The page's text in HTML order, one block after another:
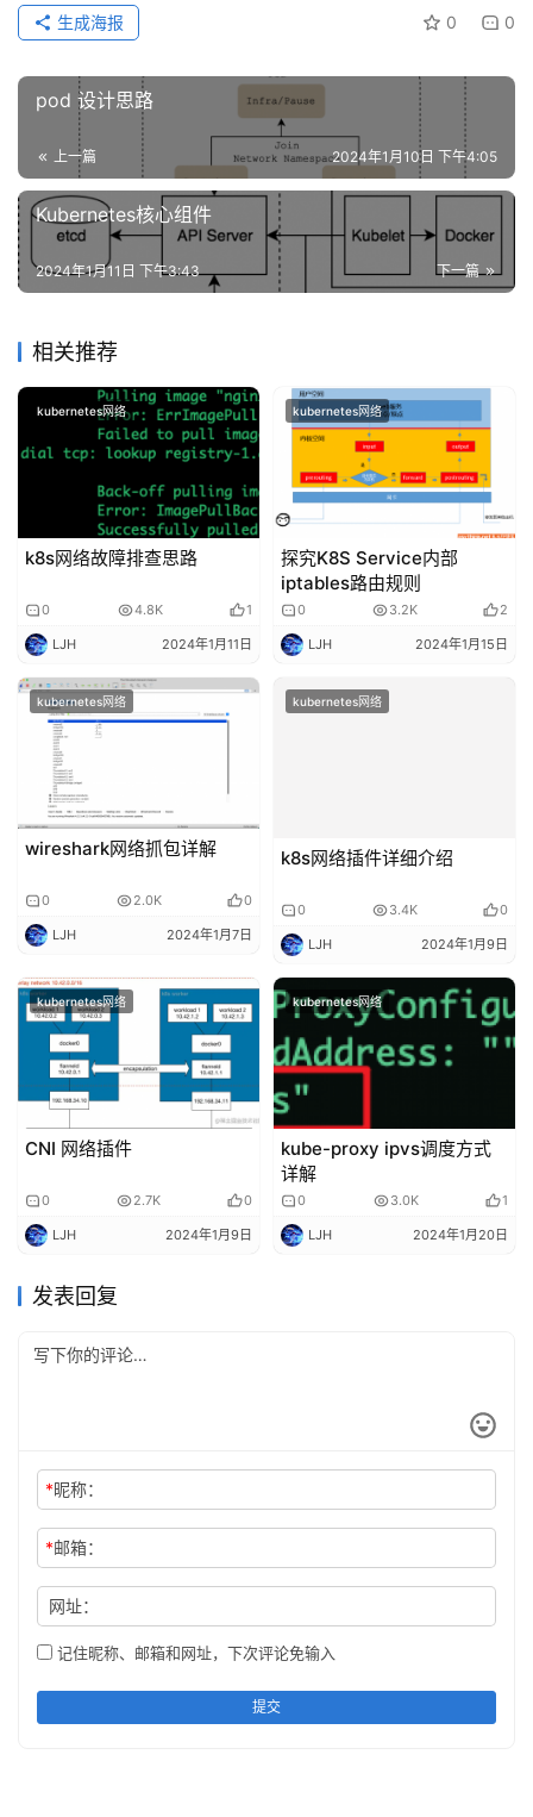
0 0
生成海报
pod 设计思路
上一篇 2024年1月10日 下午4:05
Kubernetes核心组件
下一篇
2024年1月11日 下午3:43
相关推荐
kubernetes网络
k8s网络故障排查思路
0 4.8K 1
LJH 2024年1月11日
kubernetes网络
探究K8S Service内部
iptables路由规则
0 3.2K 2
LJH 2024年1月15日
kubernetes网络
wireshark网络抓包详解
0 2.0K 0
LJH 2024年1月7日
kubernetes网络
k8s网络插件详细介绍
2024年1月9日
kubernetes网络
CNI 网络插件
2024年1月9日
kubernetes网络
kube-proxy ipvs调度方式
详解
2024年1月20日
发表回复
* 昵称：
* 邮箱：
网址：
记住昵称、邮箱和网址，下次评论免输入
提交